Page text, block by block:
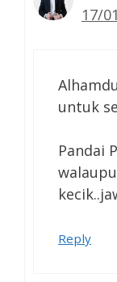
17/
untuk
Pandai
Reply